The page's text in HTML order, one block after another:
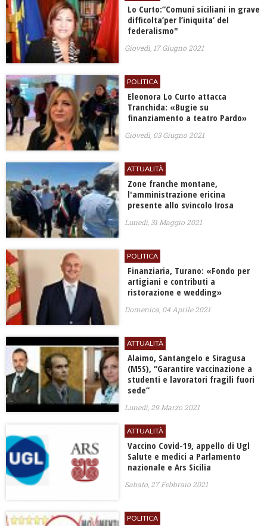
Lo Curto:”Comuni siciliani in grave
difficolta’per l’iniquita’ del
federalismo"
Giovedì, 17 Giugno 2021
POLITICA
Eleonora Lo Curto attacca
Tranchida: «Bugie su
finanziamento a teatro Pardo»
Giovedì, 03 Giugno 2021
ATTUALITÀ
Zone franche montane,
l'amministrazione ericina
presente allo svincolo Irosa
Lunedì, 31 Maggio 2021
POLITICA
Finanziaria, Turano: «Fondo per
artigiani e contributi a
ristorazione e wedding»
Domenica, 04 Aprile 2021
ATTUALITÀ
Alaimo, Santangelo e Siragusa
(M5S), “Garantire vaccinazione a
studenti e lavoratori fragili fuori
sede”
Lunedì, 29 Marzo 2021
ATTUALITÀ
Vaccino Covid-19, appello di Ugl
Salute e medici a Parlamento
nazionale e Ars Sicilia
Sabato, 27 Febbraio 2021
POLITICA